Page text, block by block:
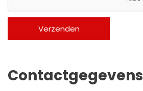
Contactgegevens